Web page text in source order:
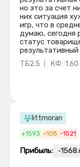
но это за счет
них ситуация
игр, что в
думаю, сегодня
статус
ТБ2.5
КФ: 1.60
littmoran
+1593 =108 -1521
Прибыль: -